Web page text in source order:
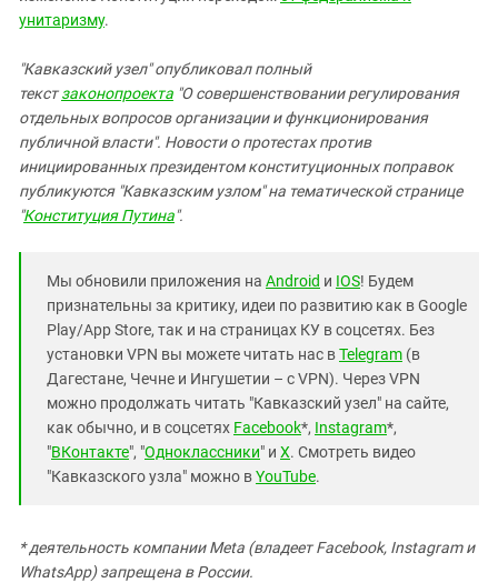
унитаризму.
"Кавказский узел" опубликовал полный
текстзаконопроекта "О совершенствовании регулирования
отдельных вопросов организации и функционирования
публичной власти". Новости о протестах против
инициированных президентом конституционных поправок
публикуются "Кавказским узлом" на тематической странице
"Конституция Путина".
Мы обновили приложения на Android и IOS! Будем
признательны за критику, идеи по развитию как в Google
Play/App Store, так и на страницах КУ в соцсетях. Без
установки VPN вы можете читать нас вTelegram (в
Дагестане, Чечне и Ингушетии – с VPN). Через VPN
можно продолжать читать "Кавказский узел" на сайте,
как обычно, и в соцсетях Facebook*, Instagram*,
"ВКонтакте", "Одноклассники" и X. Смотреть видео
"Кавказского узла" можно вYouTube.
* деятельность компании Meta (владеет Facebook, Instagram и
WhatsApp) запрещена в России.